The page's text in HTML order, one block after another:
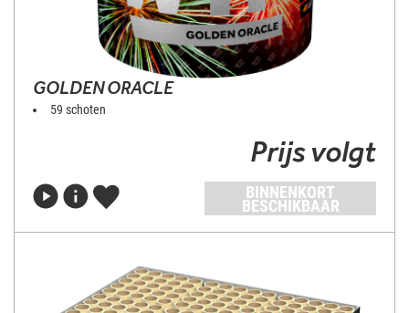
GOLDEN ORACLE
59 schoten
Prijs volgt
BINNENKORT
BESCHIKBAAR